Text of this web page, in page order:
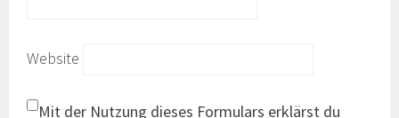
Website
Mit der Nutzung dieses Formulars erklärst du